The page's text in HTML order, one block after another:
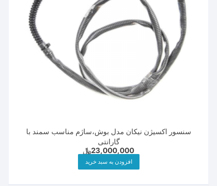
سنسور اکسیژن نیکان مدل بوش،ساژم مناسب سمند با
گارانتی
23,000,000﷼
افزودن به سبد خرید